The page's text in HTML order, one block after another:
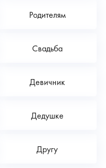
Родителям
Свадьба
Девичник
Дедушке
Другу